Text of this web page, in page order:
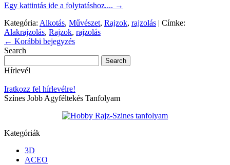
Egy kattintás ide a folytatáshoz.... →
Kategória: Alkotás, Művészet, Rajzok, rajzolás | Címke:
Alakrajzolás, Rajzok, rajzolás
← Korábbi bejegyzés
Search
Hírlevél
Iratkozz fel hírlevélre!
Színes Jobb Agyféltekés Tanfolyam
Kategóriák
3D
ACEO